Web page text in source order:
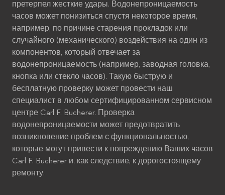
претерпел жесткие удары. Водонепроницаемость
часов может понизиться спустя некоторое время,
например, по причине старения прокладок или
случайного (механического) воздействия на один из
компонентов, который отвечает за
водонепроницаемость (например, заводная головка,
кнопка или стекло часов). Такую быструю и
бесплатную проверку может провести наш
специалист в любом сертифицированном сервисном
центре Carl F. Bucherer. Проверка
водонепроницаемости может предотвратить
возникновение проблем с функциональностью,
которые могут привести к повреждению Ваших часов
Carl F. Bucherer и, как следствие, к дорогостоящему
ремонту.